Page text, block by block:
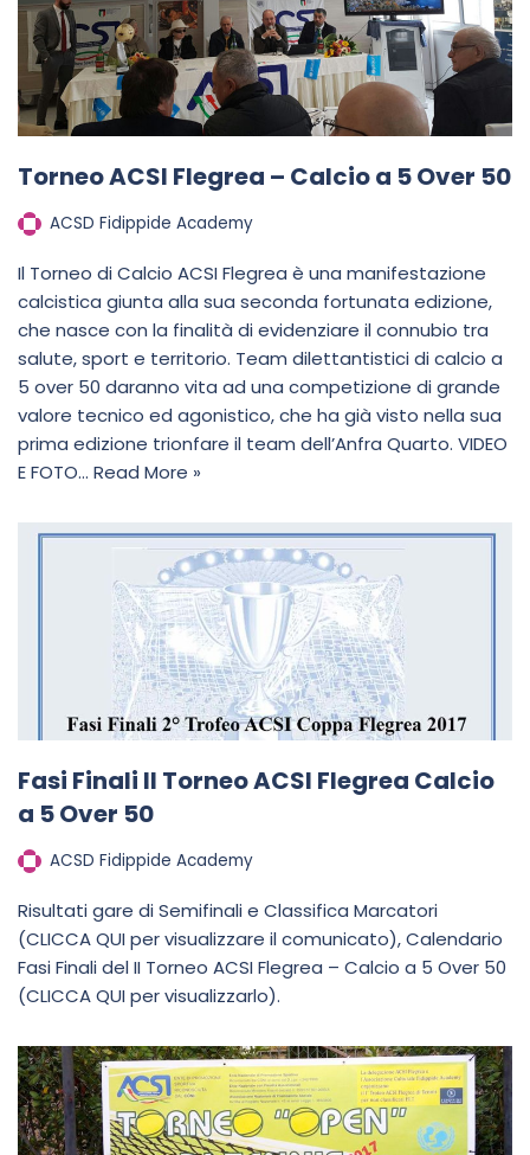
Torneo ACSI Flegrea – Calcio a 5 Over 50
ACSD Fidippide Academy
Il Torneo di Calcio ACSI Flegrea è una manifestazione
calcistica giunta alla sua seconda fortunata edizione,
che nasce con la finalità di evidenziare il connubio tra
salute, sport e territorio. Team dilettantistici di calcio a
5 over 50 daranno vita ad una competizione di grande
valore tecnico ed agonistico, che ha già visto nella sua
prima edizione trionfare il team dell’Anfra Quarto. VIDEO
E FOTO… Read More »
Fasi Finali II Torneo ACSI Flegrea Calcio
a 5 Over 50
ACSD Fidippide Academy
Risultati gare di Semifinali e Classifica Marcatori
(CLICCA QUI per visualizzare il comunicato), Calendario
Fasi Finali del II Torneo ACSI Flegrea – Calcio a 5 Over 50
(CLICCA QUI per visualizzarlo).